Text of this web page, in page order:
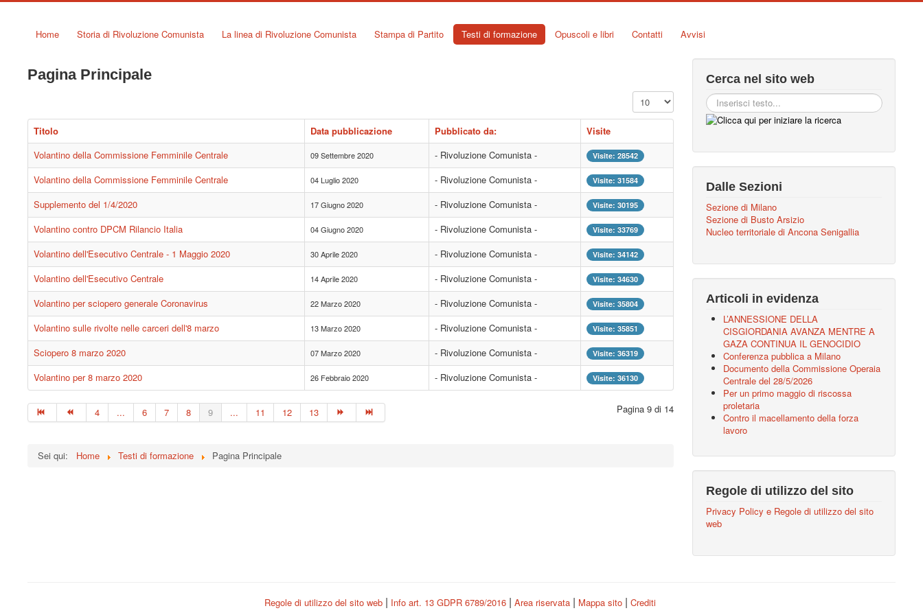
Home Storia di Rivoluzione Comunista La linea di Rivoluzione Comunista Stampa di Partito Testi di formazione Opuscoli e libri Contatti Avvisi
Pagina Principale
Visualizza n.
Titolo Data pubblicazione Pubblicato da:
Visite
Volantino della Commissione Femminile Centrale
09 Settembre 2020 - Rivoluzione Comunista - Visite: 28542
Volantino della Commissione Femminile Centrale 04 Luglio 2020 - Rivoluzione Comunista - Visite: 31584
Supplemento del 1/4/2020 17 Giugno 2020 - Rivoluzione Comunista - Visite: 30195
Volantino contro DPCM Rilancio Italia 04 Giugno 2020 - Rivoluzione Comunista - Visite: 33769
Volantino dell'Esecutivo Centrale - 1 Maggio 2020 30 Aprile 2020 - Rivoluzione Comunista - Visite: 34142
Volantino dell'Esecutivo Centrale 14 Aprile 2020 - Rivoluzione Comunista - Visite: 34630
Volantino per sciopero generale Coronavirus 22 Marzo 2020 - Rivoluzione Comunista - Visite: 35804
Volantino sulle rivolte nelle carceri dell'8 marzo 13 Marzo 2020 - Rivoluzione Comunista - Visite: 35851
Sciopero 8 marzo 2020 07 Marzo 2020 - Rivoluzione Comunista - Visite: 36319
Volantino per 8 marzo 2020 26 Febbraio 2020 - Rivoluzione Comunista - Visite: 36130
Pagina 9 di 14
4 ... 6 7 8 9 ... 11 12 13
Sei qui: Home Testi di formazione Pagina Principale
Cerca nel sito web
Dalle Sezioni
Sezione di Milano
Sezione di Busto Arsizio
Nucleo territoriale di Ancona Senigallia
Articoli in evidenza
L’ANNESSIONE DELLA
CISGIORDANIA AVANZA MENTRE A
GAZA CONTINUA IL GENOCIDIO
Conferenza pubblica a Milano
Documento della Commissione Operaia
Centrale del 28/5/2026
Per un primo maggio di riscossa
proletaria
Contro il macellamento della forza
lavoro
Regole di utilizzo del sito
Privacy Policy e Regole di utilizzo del sito
web
Regole di utilizzo del sito web | Info art. 13 GDPR 6789/2016 | Area riservata | Mappa sito | Crediti